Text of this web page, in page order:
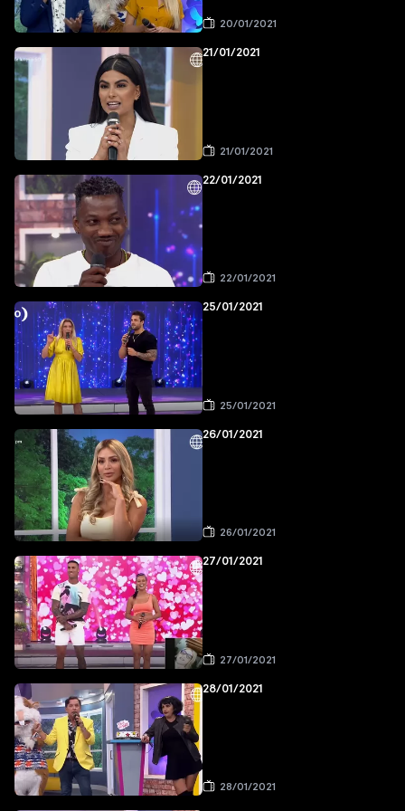
20/01/2021
21/01/2021
21/01/2021
22/01/2021
22/01/2021
25/01/2021
25/01/2021
26/01/2021
26/01/2021
27/01/2021
27/01/2021
28/01/2021
28/01/2021